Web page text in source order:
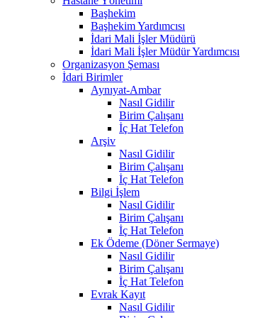
Başhekim
Başhekim Yardımcısı
İdari Mali İşler Müdürü
İdari Mali İşler Müdür Yardımcısı
Organizasyon Şeması
İdari Birimler
Aynıyat-Ambar
Nasıl Gidilir
Birim Çalışanı
İç Hat Telefon
Arşiv
Nasıl Gidilir
Birim Çalışanı
İç Hat Telefon
Bilgi İşlem
Nasıl Gidilir
Birim Çalışanı
İç Hat Telefon
Ek Ödeme (Döner Sermaye)
Nasıl Gidilir
Birim Çalışanı
İç Hat Telefon
Evrak Kayıt
Nasıl Gidilir